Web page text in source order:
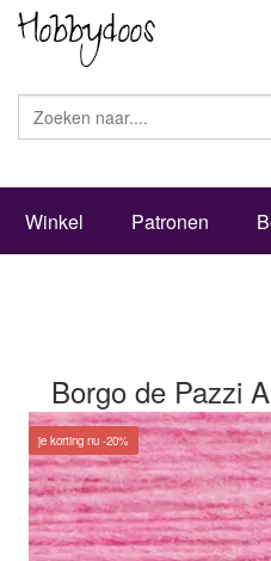
Winkel Patronen
Borgo de Pazzi
je korting nu -20%